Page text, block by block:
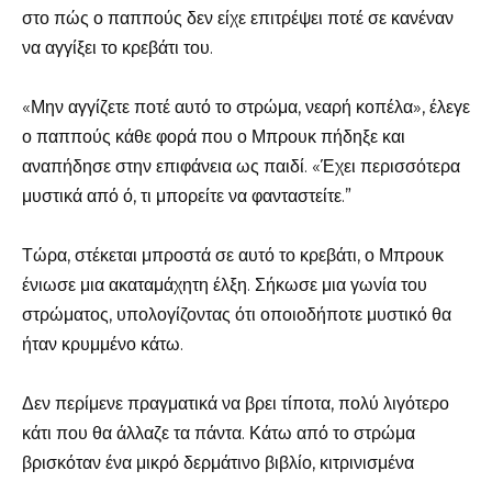
στο πώς ο παππούς δεν είχε επιτρέψει ποτέ σε κανέναν
να αγγίξει το κρεβάτι του.
«Μην αγγίζετε ποτέ αυτό το στρώμα, νεαρή κοπέλα», έλεγε
ο παππούς κάθε φορά που ο Μπρουκ πήδηξε και
αναπήδησε στην επιφάνεια ως παιδί. «Έχει περισσότερα
μυστικά από ό, τι μπορείτε να φανταστείτε.”
Τώρα, στέκεται μπροστά σε αυτό το κρεβάτι, ο Μπρουκ
ένιωσε μια ακαταμάχητη έλξη. Σήκωσε μια γωνία του
στρώματος, υπολογίζοντας ότι οποιοδήποτε μυστικό θα
ήταν κρυμμένο κάτω.
Δεν περίμενε πραγματικά να βρει τίποτα, πολύ λιγότερο
κάτι που θα άλλαζε τα πάντα. Κάτω από το στρώμα
βρισκόταν ένα μικρό δερμάτινο βιβλίο, κιτρινισμένα